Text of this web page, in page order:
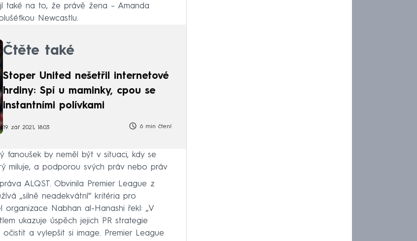
také na to, že právě žena – Amanda
Newcastlu.
Čtěte také
Stoper United nešetřil internetové
hrdiny: Spí u maminky, cpou se
instantními polívkami
19. zář 2021, 18:03 6 min čtení
fanoušek by neměl být v situaci, kdy se
miluje, a podporou svých práv nebo práv
ALQST. Obvinila Premier League z
„silně neadekvátní“ kritéria pro
organizace Nabhan al-Hanashi řekl: „V
ukazuje úspěch jejich PR strategie
a vylepšit si image. Premier League